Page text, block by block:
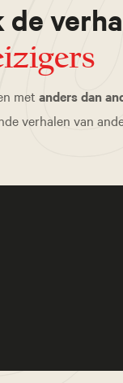
de
met anders dan
verhalen van